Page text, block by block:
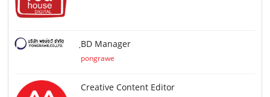
ฺBD Manager
pongrawe
Creative Content Editor